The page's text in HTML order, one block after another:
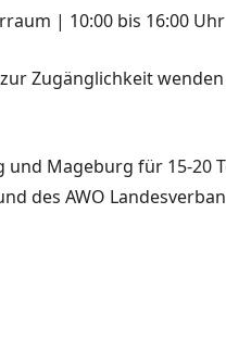
| 10:00 bis 16:00 Uhr
Zugänglichkeit
Mageburg für 15-20
des AWO